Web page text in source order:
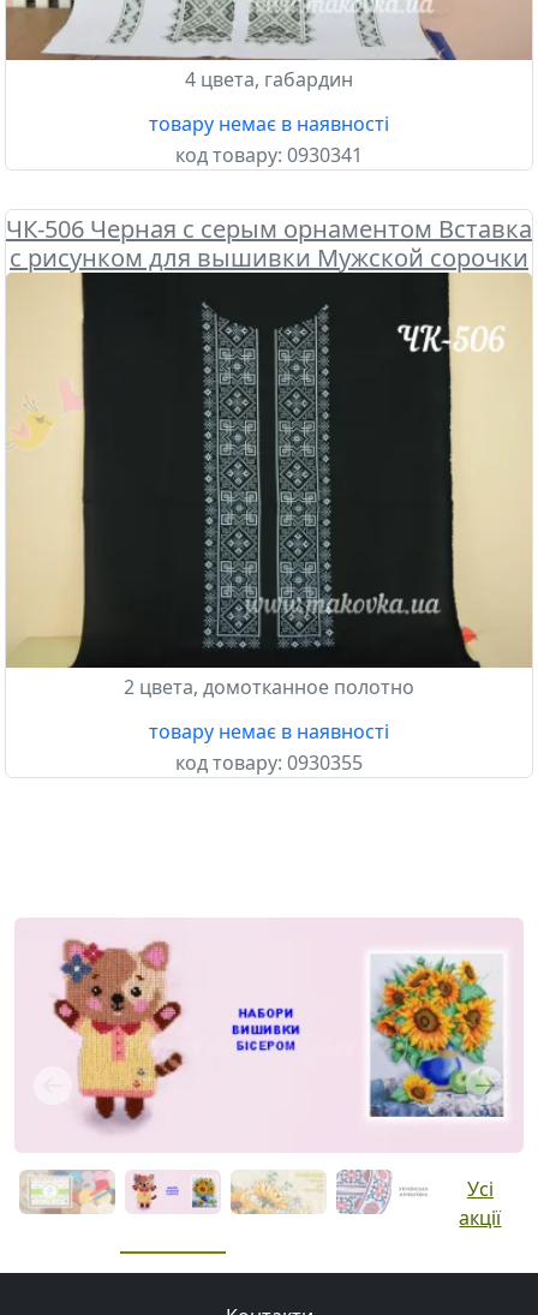
4 цвета, габардин
товару немає в наявності
код товару: 0930341
ЧК-506 Черная с серым орнаментом Вставка
с рисунком для вышивки Мужской сорочки
2 цвета, домотканное полотно
товару немає в наявності
код товару: 0930355
Previous Next
Усі
акції